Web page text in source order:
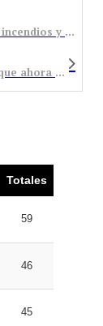
ATUDEBIAL pide una reflexión seria ante los incendios y un compromiso urgente de todas las administraciones para invertir en prevención y en medios de extinción
Emergencia en el aire: Meteo Spyfly advierte que ahora mismo el Bierzo es la zona más contaminada del planeta
Totales
59
46
45